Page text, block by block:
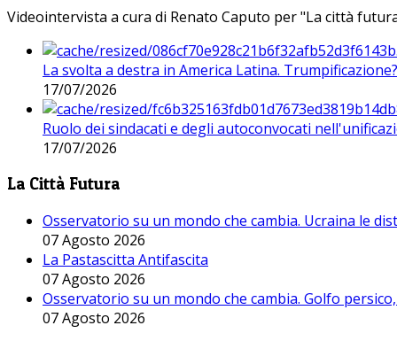
Videointervista a cura di Renato Caputo per "La città
La svolta a destra in America Latina. Trumpificazione?
17/07/2026
Ruolo dei sindacati e degli autoconvocati
17/07/2026
La Città Futura
Osservatorio su un mondo che cambia. Ucraina le
07 Agosto 2026
La Pastascitta Antifascita
07 Agosto 2026
Osservatorio su un mondo che cambia. Golfo
07 Agosto 2026